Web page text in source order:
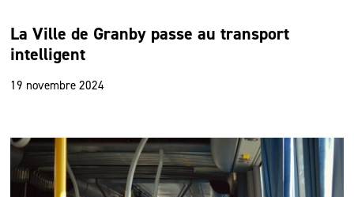
La Ville de Granby passe au transport
intelligent
19 novembre 2024